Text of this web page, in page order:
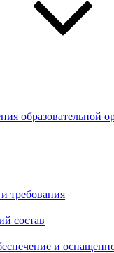
образовательной
требования
состав
и